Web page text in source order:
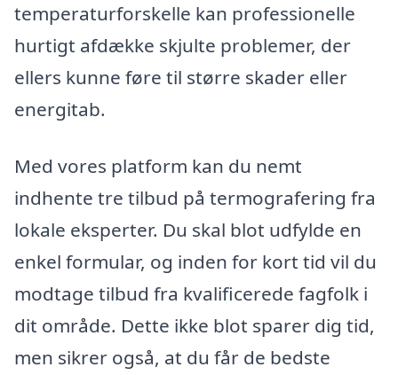
temperaturforskelle kan professionelle
hurtigt afdække skjulte problemer, der
ellers kunne føre til større skader eller
energitab.
Med vores platform kan du nemt
indhente tre tilbud på termografering fra
lokale eksperter. Du skal blot udfylde en
enkel formular, og inden for kort tid vil du
modtage tilbud fra kvalificerede fagfolk i
dit område. Dette ikke blot sparer dig tid,
men sikrer også, at du får de bedste